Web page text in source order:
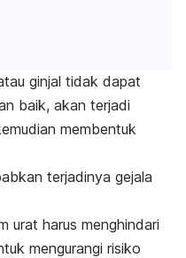
ginjal tidak dapat
baik, akan terjadi
membentuk
terjadinya gejala
urat harus menghindari
mengurangi risiko